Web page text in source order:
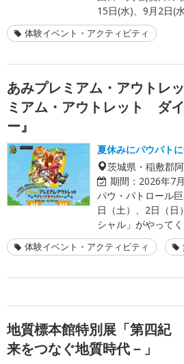
15日(水)、9月2日(
体験イベント・アクティビティ
あみプレミアム・アウトレ
ミアム・アウトレット ダ
ー』
夏休みにパウパト
茨城県・稲敷郡
期間： 2026年7
パウ・パトロール
日（土）、2日（日
シャル」がやって
体験イベント・アクティビティ
地質標本館特別展「第四紀
来をつなぐ地質時代－」